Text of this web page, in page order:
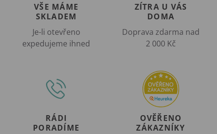
VŠE MÁME
SKLADEM
Je-li otevřeno
expedujeme ihned
ZÍTRA U VÁS
DOMA
Doprava zdarma nad
2 000 Kč
RÁDI
PORADÍME
OVĚŘENO
ZÁKAZNÍKY